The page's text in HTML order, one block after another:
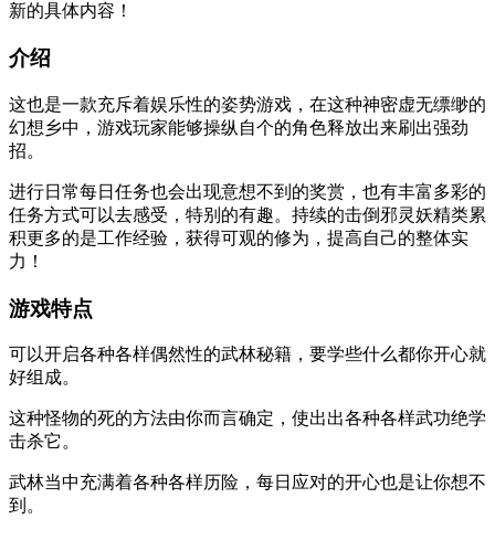
新的具体内容！
介绍
这也是一款充斥着娱乐性的姿势游戏，在这种神密虚无缥缈的
幻想乡中，游戏玩家能够操纵自个的角色释放出来刷出强劲
招。
进行日常每日任务也会出现意想不到的奖赏，也有丰富多彩的
任务方式可以去感受，特别的有趣。持续的击倒邪灵妖精类累
积更多的是工作经验，获得可观的修为，提高自己的整体实
力！
游戏特点
可以开启各种各样偶然性的武林秘籍，要学些什么都你开心就
好组成。
这种怪物的死的方法由你而言确定，使出出各种各样武功绝学
击杀它。
武林当中充满着各种各样历险，每日应对的开心也是让你想不
到。